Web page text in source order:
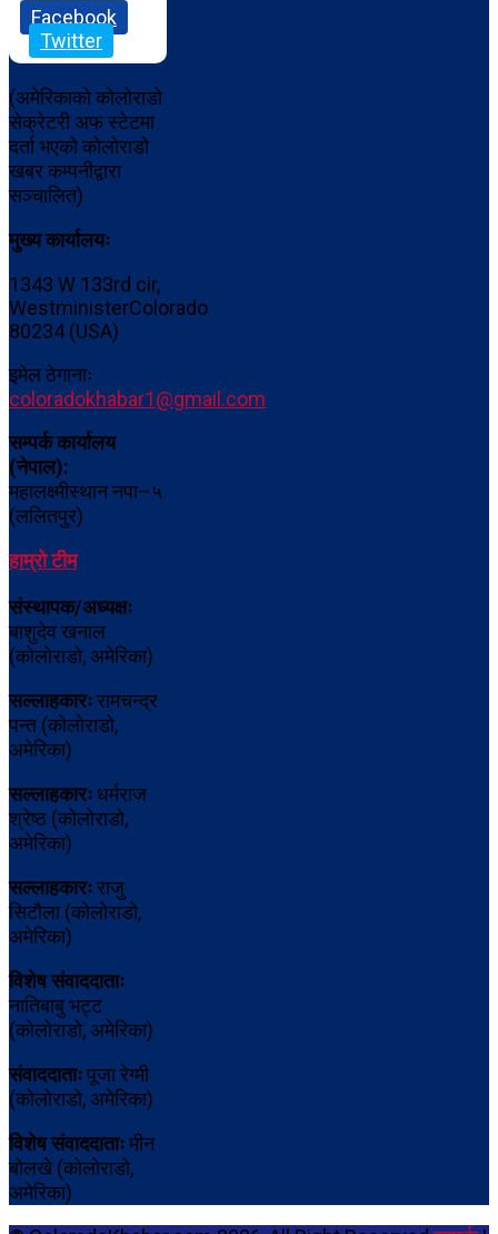
Facebook
Twitter
(अमेरिकाको कोलोराडो
सेक्रेटरी अफ स्टेटमा
दर्ता भएको कोलोराडो
खबर कम्पनीद्वारा
सञ्चालित)
मुख्य कार्यालयः
1343 W 133rd cir,
WestministerColorado
80234 (USA)
इमेल ठेगानाः
coloradokhabar1@gmail.com
सम्पर्क कार्यालय
(नेपाल):
महालक्ष्मीस्थान नपा–५
(ललितपुर)
हाम्रो टीम
संस्थापक/अध्यक्षः
बाशुदेव खनाल
(कोलोराडो, अमेरिका)
सल्लाहकारःरामचन्द्र
पन्त (कोलोराडो,
अमेरिका)
सल्लाहकारः धर्मराज
श्रेष्ठ (कोलोराडो,
अमेरिका)
सल्लाहकारःराजु
सिटौला (कोलोराडो,
अमेरिका)
विशेष संवाददाताः
नातिबाबु भट्ट
(कोलोराडो, अमेरिका)
संवाददाताःपूजा रेग्मी
(कोलोराडो, अमेरिका)
विशेष संवाददाताःमीन
बोलखे (कोलोराडो,
अमेरिका)